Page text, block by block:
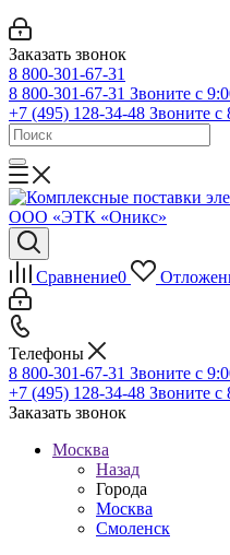
Заказать звонок
8 800-301-67-31
8 800-301-67-31 Звоните с
+7 (495) 128-34-48 Звоните с
Сравнение0
Телефоны
8 800-301-67-31 Звоните с
+7 (495) 128-34-48 Звоните с
Заказать звонок
Москва
Назад
Города
Москва
Смоленск